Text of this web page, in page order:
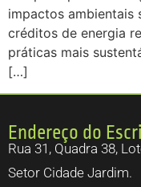
impactos ambientais
créditos de energia
práticas mais
[…]
Endereço do
Rua 31, Quadra 38,
Setor Cidade Jardim.